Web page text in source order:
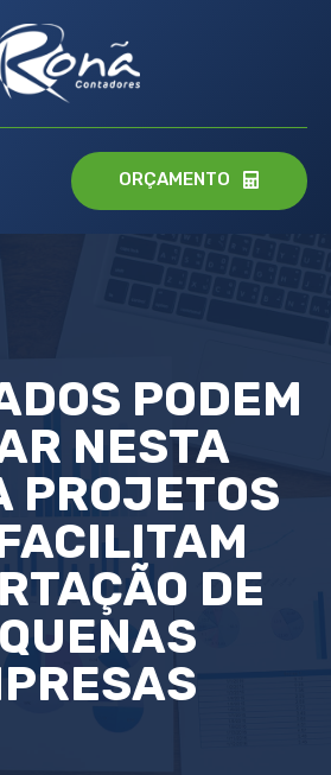
ORÇAMENTO
PODEM
NESTA
PROJETOS
DE